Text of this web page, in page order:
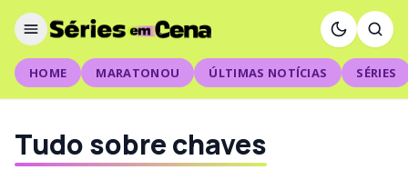
HOME MARATONOU ÚLTIMAS NOTÍCIAS SÉRIES
Tudo sobre chaves